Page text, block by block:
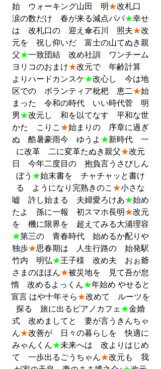
始　ウォーキング山田　明★改札口
涙の数だけ　春が来る減点パパ★幸せ
は　改札口の　迎え傘石川　照夫★改
元を　祝し仰いだ　富士の山てぬき親
父★一致団結　改め社訓　ワンチーム
ヨリコのおまけ★改元で　年齢計算
よりハードカンスケ★改心し　今は地
区での　ボランティア枇杷　恵二★始
まった　令和の時代　いい時代菅　明
男★改元し　和を以てなす　平和な世
かた　こりこ ★始まりの　序章に過ぎ
ぬ　酷暑豪雨今　ゆうよ ★新時代　一
に改革　二に変革たぬき親父★改元
日　今年二度目の　抱負言うさびしん
ぼう ★始末書を　チャチャッと書け
る　ようになり完熟きのこ ★小さな
嘘　許し始まる　夫婦愛ろけあ★始め
たよ　孫に一報　初スマホ長明★改元
を　機に限界を　超えてみる大浦理容
★第三の　青春時代　始めるか配りや
独歩★思春期は　人生行路の　始発駅
竹内　明弘★王子様　改め夫　おぉ爺
さまのほほん★被災地を　見て吾が怠
惰　改めるよっくん★年始め やせると
宣言 はや十年そら★改めて　ルーツを
探る　旅に出るピアノカフェ ★金婚
式　改めましてと　妻が言うきんちゃ
ん★改善が　日々の暮らしを　快適に
みゃんくん★未来へは　改よりはじめ
て　一歩出るごうちゃん★改元も　我